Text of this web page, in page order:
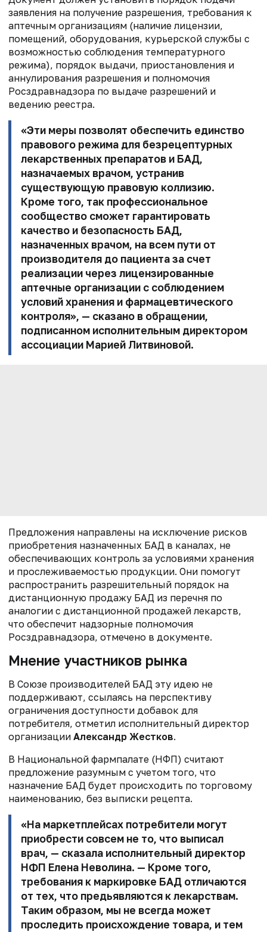
заявления на получение разрешения, требования к
аптечным организациям (наличие лицензии,
помещений, оборудования, курьерской службы с
возможностью соблюдения температурного
режима), порядок выдачи, приостановления и
аннулирования разрешения и полномочия
Росздравнадзора по выдаче разрешений и
ведению реестра.
«Эти меры позволят обеспечить единство
правового режима для безрецептурных
лекарственных препаратов и БАД,
назначаемых врачом, устранив
существующую правовую коллизию.
Кроме того, так профессиональное
сообщество сможет гарантировать
качество и безопасность БАД,
назначенных врачом, на всем пути от
производителя до пациента за счет
реализации через лицензированные
аптечные организации с соблюдением
условий хранения и фармацевтического
контроля», — сказано в обращении,
подписанном исполнительным директором
ассоциации Марией Литвиновой.
Предложения направлены на исключение рисков
приобретения назначенных БАД в каналах, не
обеспечивающих контроль за условиями хранения
и прослеживаемостью продукции. Они помогут
распространить разрешительный порядок на
дистанционную продажу БАД из перечня по
аналогии с дистанционной продажей лекарств,
что обеспечит надзорные полномочия
Росздравнадзора, отмечено в документе.
Мнение участников рынка
В Союзе производителей БАД эту идею не
поддерживают, ссылаясь на перспективу
ограничения доступности добавок для
потребителя, отметил исполнительный директор
организации Александр Жестков.
В Национальной фармпалате (НФП) считают
предложение разумным с учетом того, что
назначение БАД будет происходить по торговому
наименованию, без выписки рецепта.
«На маркетплейсах потребители могут
приобрести совсем не то, что выписал
врач, — сказала исполнительный директор
НФП Елена Неволина. — Кроме того,
требования к маркировке БАД отличаются
от тех, что предьявляются к лекарствам.
Таким образом, мы не всегда может
проследить происхождение товара, и тем